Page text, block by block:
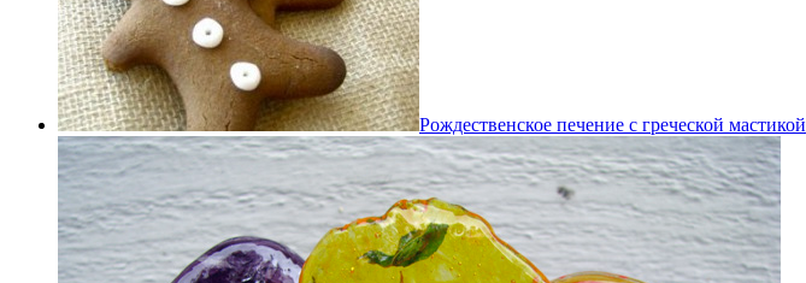
Рождественское печение с греческой мастикой